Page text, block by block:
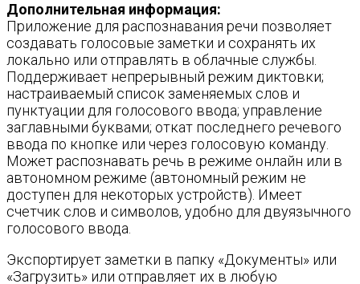
Дополнительная информация:
Приложение для распознавания речи позволяет
создавать голосовые заметки и сохранять их
локально или отправлять в облачные службы.
Поддерживает непрерывный режим диктовки;
настраиваемый список заменяемых слов и
пунктуации для голосового ввода; управление
заглавными буквами; откат последнего речевого
ввода по кнопке или через голосовую команду.
Может распознавать речь в режиме онлайн или в
автономном режиме (автономный режим не
доступен для некоторых устройств). Имеет
счетчик слов и символов, удобно для двуязычного
голосового ввода.
Экспортирует заметки в папку «Документы» или
«Загрузить» или отправляет их в любую